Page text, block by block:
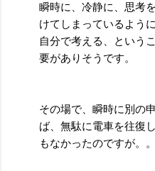
瞬時に、冷静に、思考
けてしまっているよう
自分で考える、という
要がありそうです。
その場で、瞬時に別の
ば、無駄に電車を往復
もなかったのですが。。